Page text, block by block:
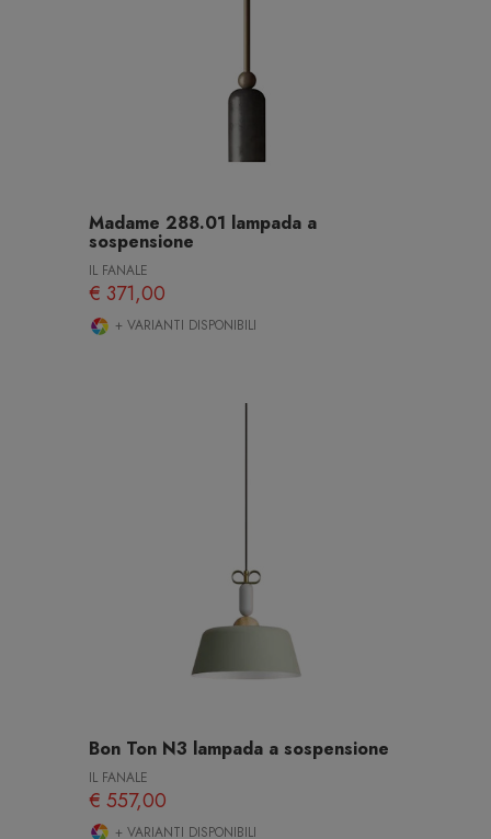
Madame 288.01 lampada a
sospensione
IL FANALE
€ 371,00
+ VARIANTI DISPONIBILI
Bon Ton N3 lampada a sospensione
IL FANALE
€ 557,00
+ VARIANTI DISPONIBILI